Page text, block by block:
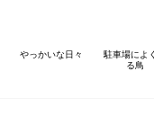
やっかいな日々
駐車場によ
る鳥